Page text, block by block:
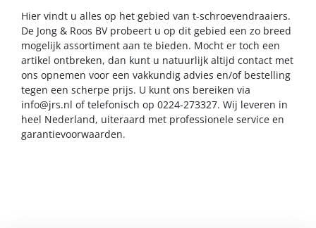
Hier vindt u alles op het gebied van t-schroevendraaiers.
De Jong & Roos BV probeert u op dit gebied een zo breed
mogelijk assortiment aan te bieden. Mocht er toch een
artikel ontbreken, dan kunt u natuurlijk altijd contact met
ons opnemen voor een vakkundig advies en/of bestelling
tegen een scherpe prijs. U kunt ons bereiken via
info@jrs.nl of telefonisch op 0224-273327. Wij leveren in
heel Nederland, uiteraard met professionele service en
garantievoorwaarden.